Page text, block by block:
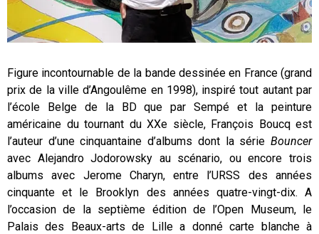
Figure incontournable de la bande dessinée en France (grand
prix de la ville d’Angoulême en 1998), inspiré tout autant par
l’école Belge de la BD que par Sempé et la peinture
américaine du tournant du XXe siècle, François Boucq est
l’auteur d’une cinquantaine d’albums dont la série Bouncer
avec Alejandro Jodorowsky au scénario, ou encore trois
albums avec Jerome Charyn, entre l’URSS des années
cinquante et le Brooklyn des années quatre-vingt-dix. A
l’occasion de la septième édition de l’Open Museum, le
Palais des Beaux-arts de Lille a donné carte blanche à